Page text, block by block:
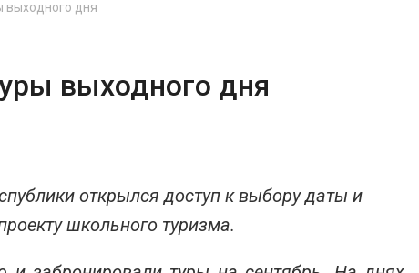
выходного дня
выходного дня
открылся доступ к выбору даты и
школьного туризма.